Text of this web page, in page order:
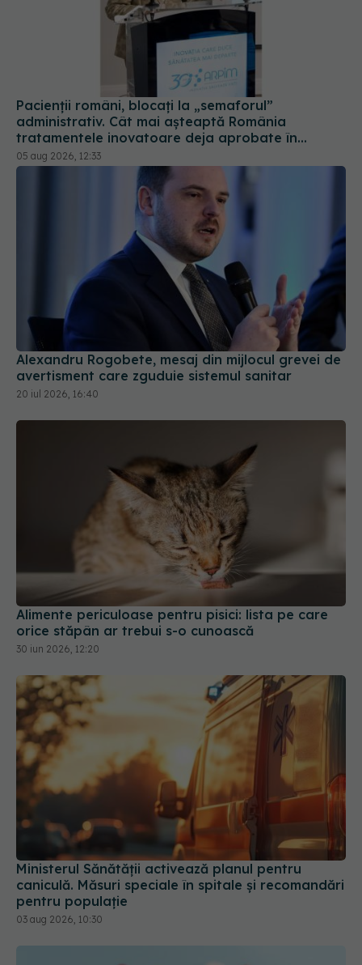
Pacienții români, blocați la „semaforul”
administrativ. Cât mai așteaptă România
tratamentele inovatoare deja aprobate în
Europa
05 aug 2026, 12:33
Alexandru Rogobete, mesaj din mijlocul grevei de
avertisment care zguduie sistemul sanitar
20 iul 2026, 16:40
Alimente periculoase pentru pisici: lista pe care
orice stăpân ar trebui s-o cunoască
30 iun 2026, 12:20
Ministerul Sănătății activează planul pentru
caniculă. Măsuri speciale în spitale și recomandări
pentru populație
03 aug 2026, 10:30